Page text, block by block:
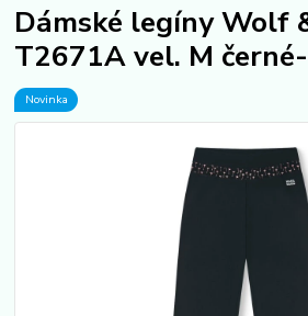
Dámské legíny Wolf
T2671A vel. M
Novinka